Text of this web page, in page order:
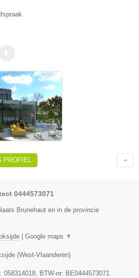
PROFIEL
0444573071
Brunehaut en in de provincie
Google maps ▼
(West-Vlaanderen)
058314018, BTW-nr: BE0444573071